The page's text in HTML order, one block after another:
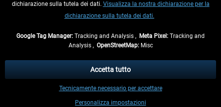
INFORMAZIONI
eventualmente le spese di spedizione, se non diversamente descritto.
** Riguarda le spedizioni al di fuori della Germania, i tempi di consegna per le
altre nazioni sono disponibili nelleinformazioni di spedizione
dichiarazione sulla tutela dei dati. Visualizza la nostra dichiarazione per la
dichiarazione sulla tutela dei dati.
Google Tag Manager: Tracking and Analysis , Meta Pixel: Tracking and
Analysis , OpenStreetMap:Misc
Personalizza impostazioni
Tecnicamente necessario per accettare
Accetta tutto